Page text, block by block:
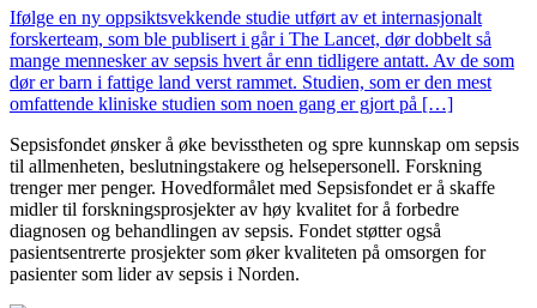
Ifølge en ny oppsiktsvekkende studie utført av et internasjonalt
forskerteam, som ble publisert i går i The Lancet, dør dobbelt så
mange mennesker av sepsis hvert år enn tidligere antatt. Av de som
dør er barn i fattige land verst rammet. Studien, som er den mest
omfattende kliniske studien som noen gang er gjort på […]
Sepsisfondet ønsker å øke bevisstheten og spre kunnskap om sepsis
til allmenheten, beslutningstakere og helsepersonell. Forskning
trenger mer penger. Hovedformålet med Sepsisfondet er å skaffe
midler til forskningsprosjekter av høy kvalitet for å forbedre
diagnosen og behandlingen av sepsis. Fondet støtter også
pasientsentrerte prosjekter som øker kvaliteten på omsorgen for
pasienter som lider av sepsis i Norden.